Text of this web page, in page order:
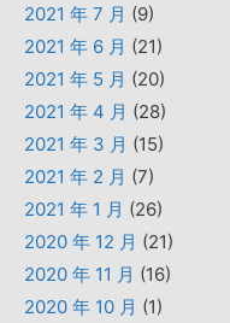
2021 年 7 月 (9)
2021 年 6 月 (21)
2021 年 5 月 (20)
2021 年 4 月 (28)
2021 年 3 月 (15)
2021 年 2 月 (7)
2021 年 1 月 (26)
2020 年 12 月 (21)
2020 年 11 月 (16)
2020 年 10 月 (1)